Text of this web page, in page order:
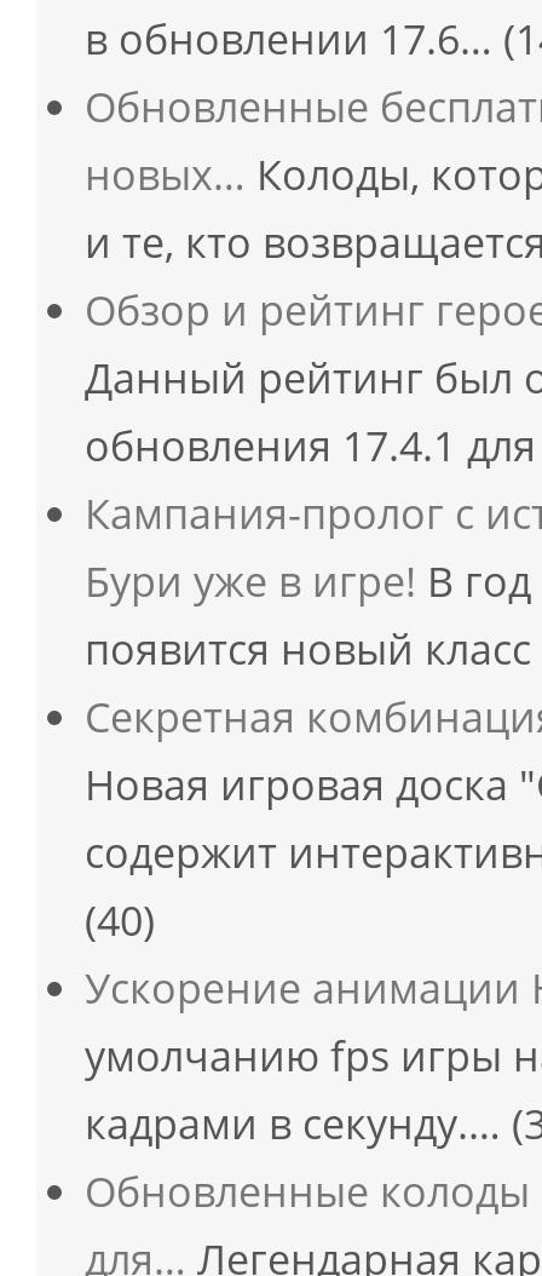
в обновлении 17.6…
Обновленные
новых… Колоды,
и те, кто
Обзор и рейтинг
Данный рейтинг был
обновления 17.4.1
Кампания-пролог с
Бури уже в игре! В
появится новый
Секретная
Новая игровая доска
содержит
(40)
Ускорение анимации
умолчанию fps игры
кадрами в секунду.…
Обновленные
для… Легендарная